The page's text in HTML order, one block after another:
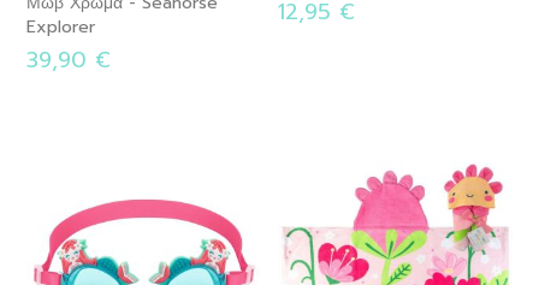
Explorer
39,90 €
12,95 €